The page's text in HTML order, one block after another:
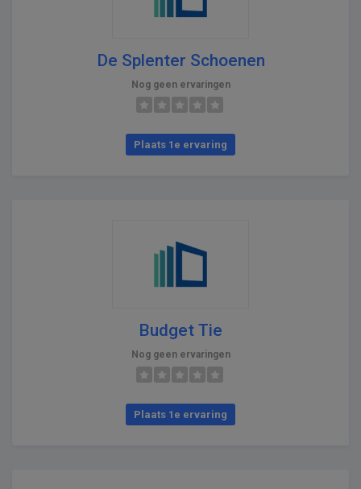
De Splenter Schoenen
Nog geen ervaringen
Plaats 1e ervaring
Budget Tie
Nog geen ervaringen
Plaats 1e ervaring